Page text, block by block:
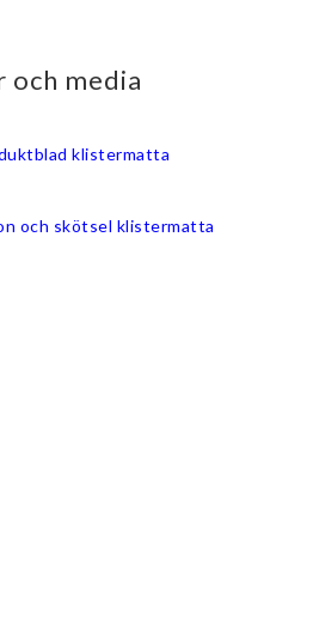
och media
klistermatta
och skötsel klistermatta